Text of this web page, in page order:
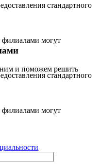
стандартного
филиалами могут
стандартного
филиалами могут
и поможем решить